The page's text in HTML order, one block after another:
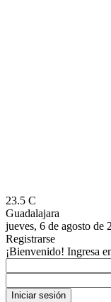
23.5 C
Guadalajara
jueves, 6 de agosto de
Registrarse
¡Bienvenido! Ingresa